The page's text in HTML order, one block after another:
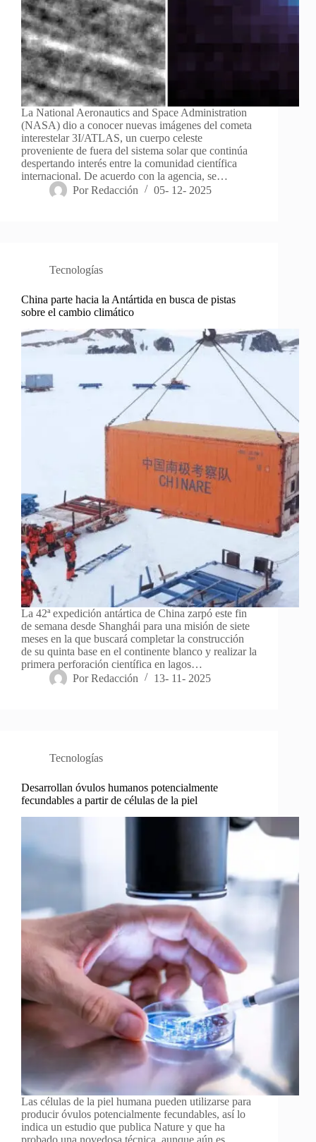
La National Aeronautics and Space Administration
(NASA) dio a conocer nuevas imágenes del cometa
interestelar 3I/ATLAS, un cuerpo celeste
proveniente de fuera del sistema solar que continúa
despertando interés entre la comunidad científica
internacional. De acuerdo con la agencia, se…
Por Redacción 05- 12- 2025
Tecnologías
China parte hacia la Antártida en busca de pistas
sobre el cambio climático
La 42ª expedición antártica de China zarpó este fin
de semana desde Shanghái para una misión de siete
meses en la que buscará completar la construcción
de su quinta base en el continente blanco y realizar la
primera perforación científica en lagos…
Por Redacción 13- 11- 2025
Tecnologías
Desarrollan óvulos humanos potencialmente
fecundables a partir de células de la piel
Las células de la piel humana pueden utilizarse para
producir óvulos potencialmente fecundables, así lo
indica un estudio que publica Nature y que ha
probado una novedosa técnica, aunque aún es